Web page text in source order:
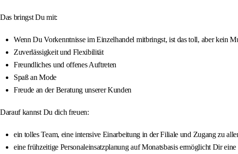
Das bringst Du mit:
Wenn Du Vorkenntnisse im Einzelhandel mitbringst, ist das toll, aber kein
Zuverlässigkeit und Flexibilität
Freundliches und offenes Auftreten
Spaß an Mode
Freude an der Beratung unserer Kunden
Darauf kannst Du dich freuen:
ein tolles Team, eine intensive Einarbeitung in der Filiale und Zugang zu
eine frühzeitige Personaleinsatzplanung auf Monatsbasis ermöglicht Dir eine